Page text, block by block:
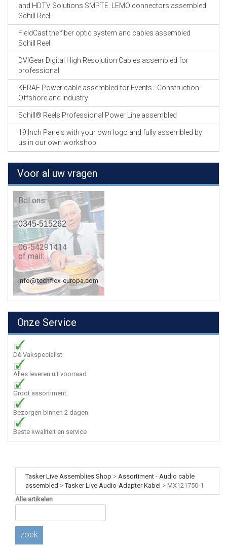
and HDTV Solutions SMPTE. LEMO connectors assembled
Schill Reel
FieldCast the fiber optic system and cables assembled
Schill Reel
DVIGear Digital High Resolution Cables assembled for
professional
KERAF Power cable assembled for Events - Construction -
Offshore and Industry
Schill® Reels Professional Power Line assembled
19 Inch Panels with your own logo and fully assembled by
us in our own workshop
Voor al uw vragen
Bel ons:
0345-515262
06-54291414
of mail:
info@techflex-europa.com
Onze Service
Dè Vakspecialist
Alles leveren uit voorraad
Groot assortiment
Bezorgen binnen 2 dagen
Beste kwaliteit en service
Tasker Live Assemblies Shop > Assortiment - Audio cable
assembled >Tasker Live Audio-Adapter Kabel > MX121750-1
Alle artikelen
zoek